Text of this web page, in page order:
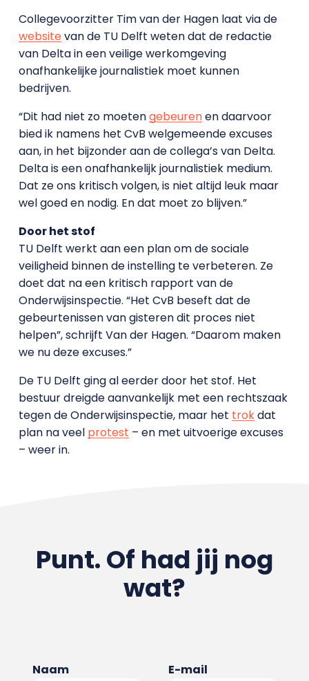
Collegevoorzitter Tim van der Hagen laat via de
websitevan de TU Delft weten dat de redactie
van Delta in een veilige werkomgeving
onafhankelijke journalistiek moet kunnen
bedrijven.
“Dit had niet zo moetengebeurenen daarvoor
bied ik namens het CvB welgemeende excuses
aan, in het bijzonder aan de collega’s van Delta.
Delta is een onafhankelijk journalistiek medium.
Dat ze ons kritisch volgen, is niet altijd leuk maar
wel goed en nodig. En dat moet zo blijven.”
Door het stof
TU Delft werkt aan een plan om de sociale
veiligheid binnen de instelling te verbeteren. Ze
doet dat na een kritisch rapport van de
Onderwijsinspectie. “Het CvB beseft dat de
gebeurtenissen van gisteren dit proces niet
helpen”, schrijft Van der Hagen. “Daarom maken
we nu deze excuses.”
De TU Delft ging al eerder door het stof. Het
bestuur dreigde aanvankelijk met een rechtszaak
tegen de Onderwijsinspectie, maar het trokdat
plan na veel protest – en met uitvoerige excuses
– weer in.
Punt. Of had jij nog
wat?
Naam E-mail